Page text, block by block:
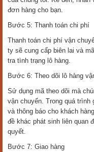
đơn hàng cho bạn.
Bước 5: Thanh toán chi phí
Thanh toán chi phí vận
ty sẽ cung cấp biên lai và
tra tình trạng lô hàng.
Bước 6: Theo dõi lô hàng
Sử dụng mã theo dõi mà
vận chuyển. Trong quá
và thông báo cho khách
đề khác phát sinh liên quan
quyết.
Bước 7: Giao hàng